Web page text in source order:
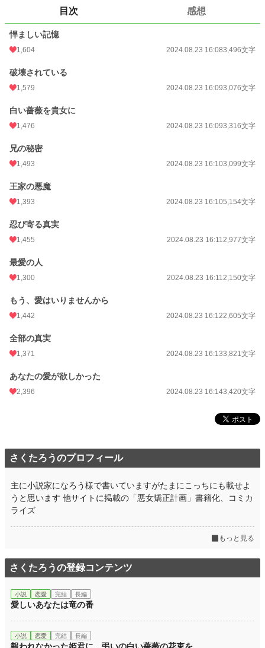
568 pt
文字数 33,114
更新日時
初回公開日時 2024.08.23 16:08
初回完結日時
週間ポイント 5,563 pt (1,848 位)
月間ポイント
年間ポイント
目次 感想
悍ましい記憶
1,604 2024.08.23 16:083,496文字
破壊されている
1,579 2024.08.23 16:093,076文字
白い薔薇を貴女に
1,476 2024.08.23 16:093,316文字
兄の秘密
1,493 2024.08.23 16:103,099文字
王家の悪魔
1,393 2024.08.23 16:105,154文字
忍び寄る真実
1,455 2024.08.23 16:112,977文字
最愛の人
1,300 2024.08.23 16:112,150文字
もう、愛はいりませんから
1,442 2024.08.23 16:122,605文字
全部の真実
1,371 2024.08.23 16:133,821文字
あなたの愛が欲しかった
2,396 2024.08.23 16:143,420文字
さくたろうのプロフィール
主に小説家になろう様で書いていますがたまにこっちにも載せよ
うと思います 他サイトに掲載の「悪女矯正計画」書籍化、コミカ
ライズ
もっと見る
さくたろうの登録コンテンツ
小説 恋愛 完結 長編
愛しいあなたは竜の番
小説 恋愛 完結 長編